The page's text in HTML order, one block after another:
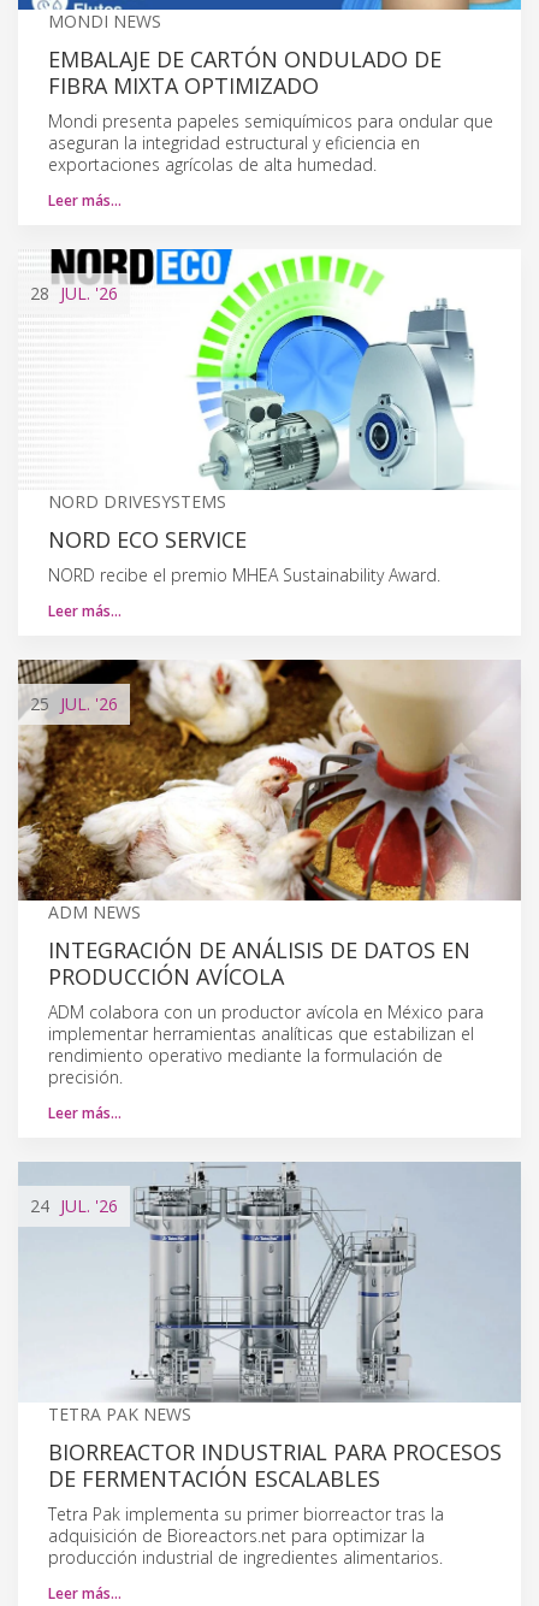
MONDI NEWS
EMBALAJE DE CARTÓN ONDULADO DE
FIBRA MIXTA OPTIMIZADO
Mondi presenta papeles semiquímicos para ondular que
aseguran la integridad estructural y eficiencia en
exportaciones agrícolas de alta humedad.
Leer más…
28 JUL.'26
NORD DRIVESYSTEMS
NORD ECO SERVICE
NORD recibe el premio MHEA Sustainability Award.
Leer más…
25 JUL. '26
ADM NEWS
INTEGRACIÓN DE ANÁLISIS DE DATOS EN
PRODUCCIÓN AVÍCOLA
ADM colabora con un productor avícola en México para
implementar herramientas analíticas que estabilizan el
rendimiento operativo mediante la formulación de
precisión.
Leer más…
24 JUL. '26
TETRA PAK NEWS
BIORREACTOR INDUSTRIAL PARA PROCESOS
DE FERMENTACIÓN ESCALABLES
Tetra Pak implementa su primer biorreactor tras la
adquisición de Bioreactors.net para optimizar la
producción industrial de ingredientes alimentarios.
Leer más…